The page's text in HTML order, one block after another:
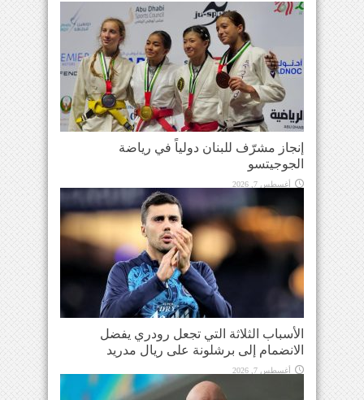
إنجاز مشرّف للبنان دولياً في رياضة
الجوجيتسو
أغسطس 7, 2026
الأسباب الثلاثة التي تجعل رودري يفضل
الانضمام إلى برشلونة على ريال مدريد
أغسطس 7, 2026